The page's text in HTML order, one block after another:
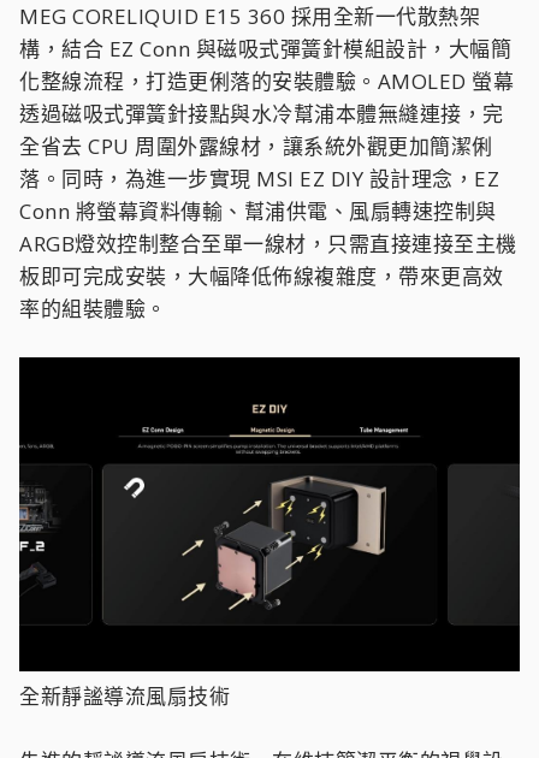
MEG CORELIQUID E15 360 採用全新一代散熱架
構，結合 EZ Conn 與磁吸式彈簧針模組設計，大幅簡
化整線流程，打造更俐落的安裝體驗。AMOLED 螢幕
透過磁吸式彈簧針接點與水冷幫浦本體無縫連接，完
全省去 CPU 周圍外露線材，讓系統外觀更加簡潔俐
落。同時，為進一步實現 MSI EZ DIY 設計理念，EZ
Conn 將螢幕資料傳輸、幫浦供電、風扇轉速控制與
ARGB燈效控制整合至單一線材，只需直接連接至主機
板即可完成安裝，大幅降低佈線複雜度，帶來更高效
率的組裝體驗。
全新靜謐導流風扇技術